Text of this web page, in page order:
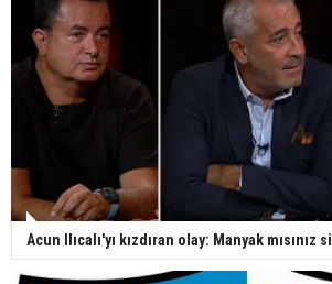
Acun Ilıcalı'yı kızdıran olay: Manyak mısınız